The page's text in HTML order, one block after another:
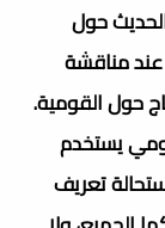
حول
عند مناقشة
حول القومية.
يستخدم
تعريف